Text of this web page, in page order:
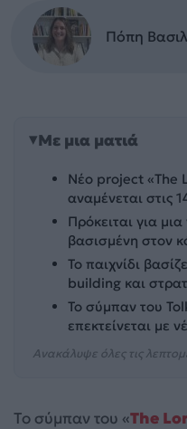
Πόπη
Με μια ματιά
Νέο project «The
αναμένεται στις
Πρόκειται για
βασισμένη στον
Το παιχνίδι
building και
Το σύμπαν του
επεκτείνεται με
Ανακάλυψε όλες τις
Το σύμπαν του «The